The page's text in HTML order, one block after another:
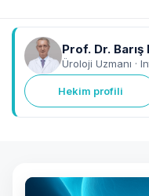
Prof. Dr. Barış
Üroloji Uzmanı ·
Hekim profili